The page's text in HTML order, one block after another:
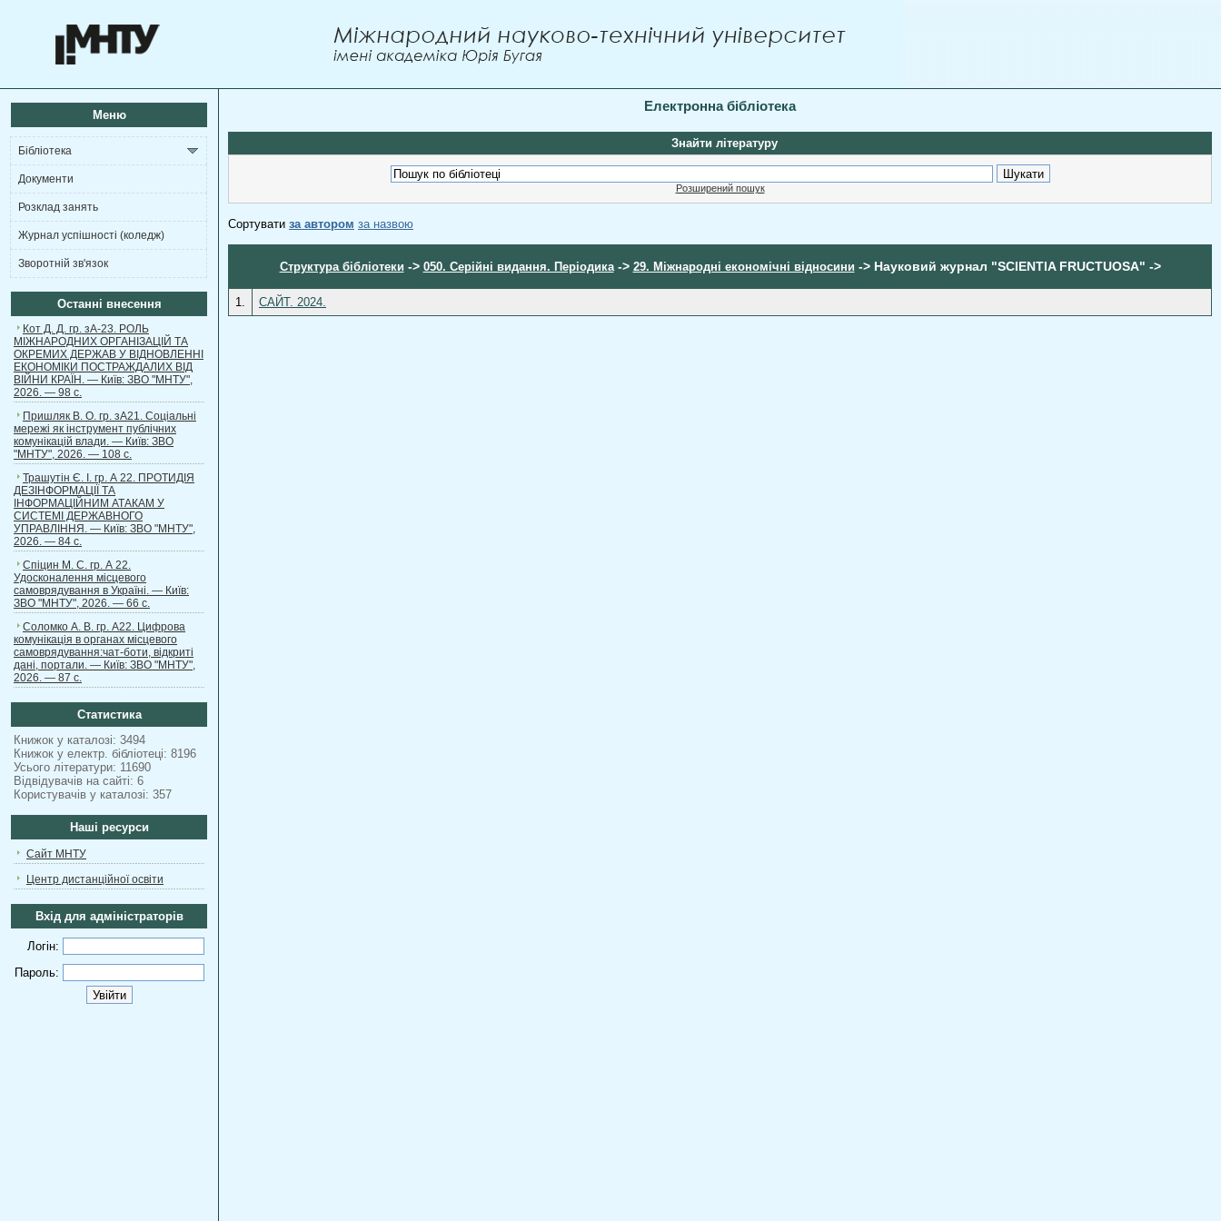
Меню
Бібліотека
Документи
Розклад занять
Журнал успішності (коледж)
Зворотній зв'язок
Останні внесення
Кот Д. Д. гр. зА-23. РОЛЬ
МІЖНАРОДНИХ ОРГАНІЗАЦІЙ ТА
ОКРЕМИХ ДЕРЖАВ У ВІДНОВЛЕННІ
ЕКОНОМІКИ ПОСТРАЖДАЛИХ ВІД
ВІЙНИ КРАЇН. — Київ: ЗВО "МНТУ",
2026. — 98 с.
Пришляк В. О. гр. зА21. Соціальні
мережі як інструмент публічних
комунікацій влади. — Київ: ЗВО
"МНТУ", 2026. — 108 с.
Трашутін Є. І. гр. А 22. ПРОТИДІЯ
ДЕЗІНФОРМАЦІЇ ТА
ІНФОРМАЦІЙНИМ АТАКАМ У
СИСТЕМІ ДЕРЖАВНОГО
УПРАВЛІННЯ. — Київ: ЗВО "МНТУ",
2026. — 84 с.
Спіцин М. С. гр. А 22.
Удосконалення місцевого
самоврядування в Україні. — Київ:
ЗВО "МНТУ", 2026. — 66 с.
Соломко А. В. гр. А22. Цифрова
комунікація в органах місцевого
самоврядування:чат-боти, відкриті
дані, портали. — Київ: ЗВО "МНТУ",
2026. — 87 с.
Статистика
Книжок у каталозі: 3494
Книжок у електр. бібліотеці: 8196
Усього літератури: 11690
Відвідувачів на сайті: 6
Користувачів у каталозі: 357
Наші ресурси
Сайт МНТУ
Центр дистанційної освіти
Вхід для адміністраторів
Логін:
Пароль:
Електронна бібліотека
Знайти літературу
Розширений пошук
Сортувати за автором за назвою
Структура бібліотеки -> 050. Серійні видання. Періодика-> 29. Міжнародні економічні відносини -> Науковий журнал "SCIENTIA FRUCTUOSA" ->
1. САЙТ. 2024.